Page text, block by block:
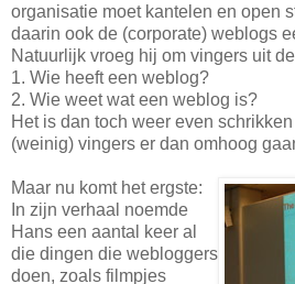
organisatie moet kantelen en open
daarin ook de (corporate) weblogs
Natuurlijk vroeg hij om vingers uit
1. Wie heeft een weblog?
2. Wie weet wat een weblog is?
Het is dan toch weer even
(weinig) vingers er dan omhoog
Maar nu komt het ergste:
In zijn verhaal noemde
Hans een aantal keer al
die dingen die webloggers
doen, zoals filmpjes